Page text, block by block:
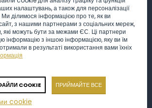
налаштувань, а також для персоналізації
ділимося інформацією про те, як ви
з нашими партнерами з соціальних мереж,
які можуть бути за межами ЄС. Ці партнери
інформацію з іншою інформацією, яку ви їм
в результаті використання вами їхніх
COOKIE ПРИЙМАЙТЕ ВСЕ
cookie